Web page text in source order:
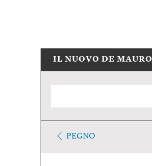
IL NUOVO DE MAURO
PEGNO